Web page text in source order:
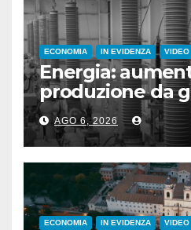
ECONOMIA IN EVIDENZA VIDEO
Energia:
produzione da
fotovoltaico
AGO 6, 2026
ECONOMIA IN EVIDENZA VIDEO